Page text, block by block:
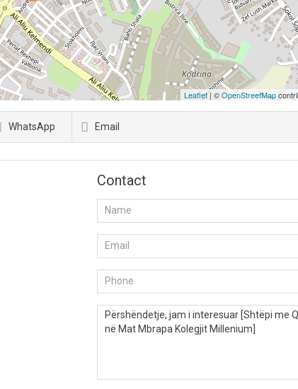
Leaflet| ©OpenStreetMap
WhatsApp Email
Contact